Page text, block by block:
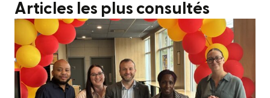
Articles les plus consultés